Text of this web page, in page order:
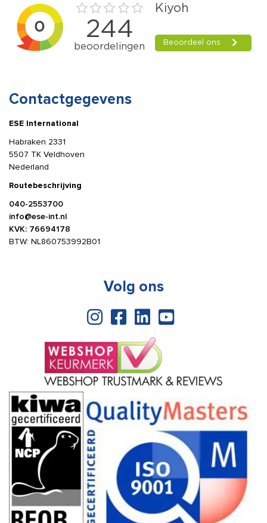
Contactgegevens
ESE International
Habraken 2331
5507 TK Veldhoven
Nederland
Routebeschrijving
040-2553700
info@ese-int.nl
KVK: 76694178
BTW: NL860753992B01
Volg ons